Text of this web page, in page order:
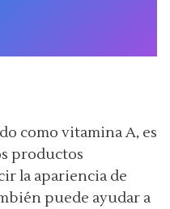
como vitamina A, es
productos
la apariencia de
puede ayudar a